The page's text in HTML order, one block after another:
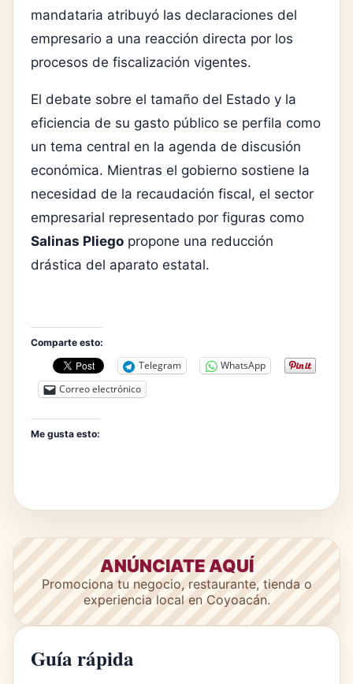
mandataria atribuyó las declaraciones del
empresario a una reacción directa por los
procesos de fiscalización vigentes.
El debate sobre el tamaño del Estado y la
eficiencia de su gasto público se perfila como
un tema central en la agenda de discusión
económica. Mientras el gobierno sostiene la
necesidad de la recaudación fiscal, el sector
empresarial representado por figuras como
Salinas Pliego propone una reducción
drástica del aparato estatal.
Comparte esto:
Telegram
WhatsApp
Correo electrónico
Me gusta esto:
ANÚNCIATE AQUÍ
Promociona tu negocio, restaurante, tienda o
experiencia local en Coyoacán.
Guía rápida